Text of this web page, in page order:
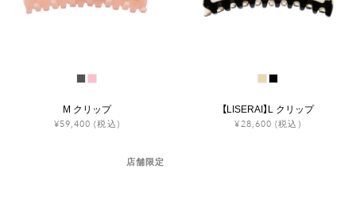
M クリップ
¥59,400 (税込)
【LISERAI】L クリップ
¥28,600 (税込)
店舗限定